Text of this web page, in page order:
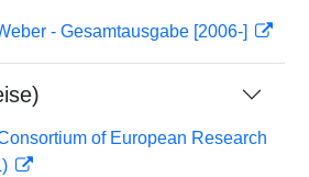
- Gesamtausgabe [2006-]
of European Research